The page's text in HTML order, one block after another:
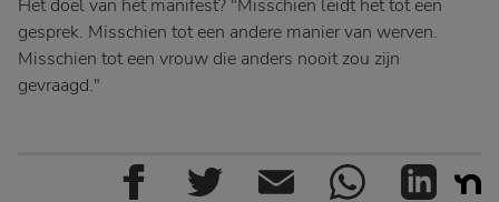
Het doel van het manifest? "Misschien leidt het tot een
gesprek. Misschien tot een andere manier van werven.
Misschien tot een vrouw die anders nooit zou zijn
gevraagd."